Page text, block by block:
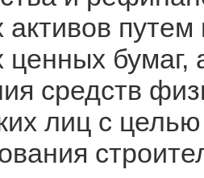
активов путем
ценных бумаг,
средств
лиц с целью